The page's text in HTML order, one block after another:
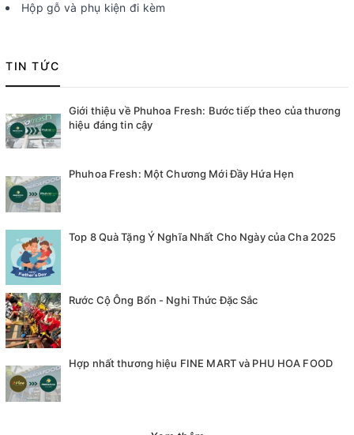
Hộp gỗ và phụ kiện đi kèm
TIN TỨC
Giới thiệu về Phuhoa Fresh: Bước tiếp theo của thương
hiệu đáng tin cậy
Phuhoa Fresh: Một Chương Mới Đầy Hứa Hẹn
Top 8 Quà Tặng Ý Nghĩa Nhất Cho Ngày của Cha 2025
Rước Cộ Ông Bổn - Nghi Thức Đặc Sắc
Hợp nhất thương hiệu FINE MART và PHU HOA FOOD